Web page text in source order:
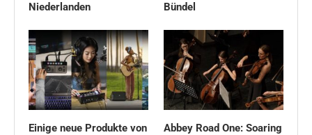
Niederlanden
Bündel
Einige neue Produkte von
Abbey Road One: Soaring